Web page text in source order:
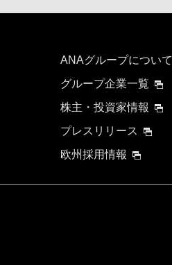
ANAグループについて
グループ企業一覧
株主・投資家情報
プレスリリース
欧州採用情報